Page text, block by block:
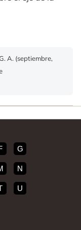
A. (septiembre,
G
N
U